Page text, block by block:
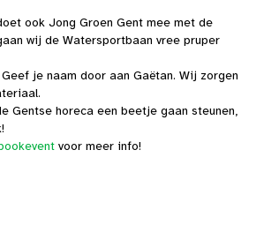
ook Jong Groen Gent mee met de
wij de Watersportbaan vree pruper
je naam door aan Gaëtan. Wij zorgen
Gentse horeca een beetje gaan steunen,
voor meer info!